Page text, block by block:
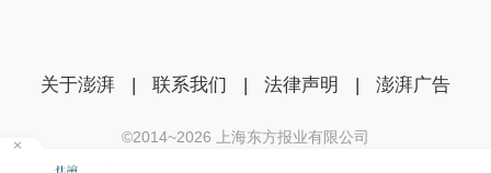
关于澎湃 | 联系我们 | 法律声明 | 澎湃广告
©2014~2026 上海东方报业有限公司